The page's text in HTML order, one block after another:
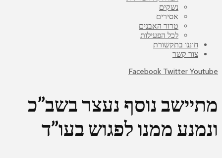
נשקים
אסירים
טרור האבנים
לכל הפעילות
חוננו בתקשורת
צור קשר
Facebook Twitter Youtube
מתיישב נוסף נעצר בשב”כ
ונמנע ממנו לפגוש בעו”ד